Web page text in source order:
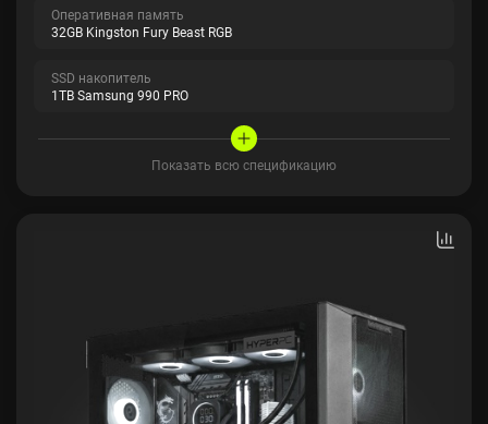
Оперативная память
32GB Kingston Fury Beast RGB
SSD накопитель
1TB Samsung 990 PRO
Показать всю спецификацию